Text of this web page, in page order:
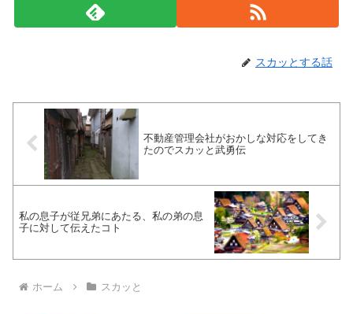
スカッとする話
不動産管理会社がおかしな対応をしてき
たのでスカッと武勇伝
私の息子が従兄弟にあたる、私の弟の息
子に対して伝えたコト
ホーム スカッと